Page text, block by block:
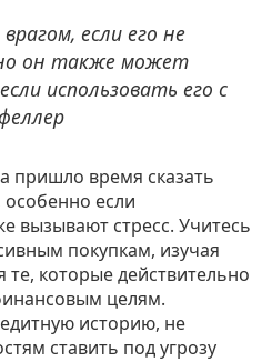
если его не
он также может
использовать его с
пришло время сказать
если
вызывают стресс. Учитесь
покупкам, изучая
которые действительно
целям.
историю, не
ставить под угрозу